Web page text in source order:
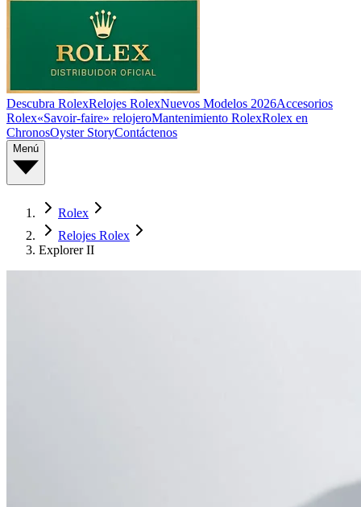
Descubra RolexRelojes RolexNuevos Modelos 2026Accesorios
Rolex«Savoir-faire» relojeroMantenimiento RolexRolex en
ChronosOyster StoryContáctenos
Menú
Rolex
Relojes Rolex
Explorer II